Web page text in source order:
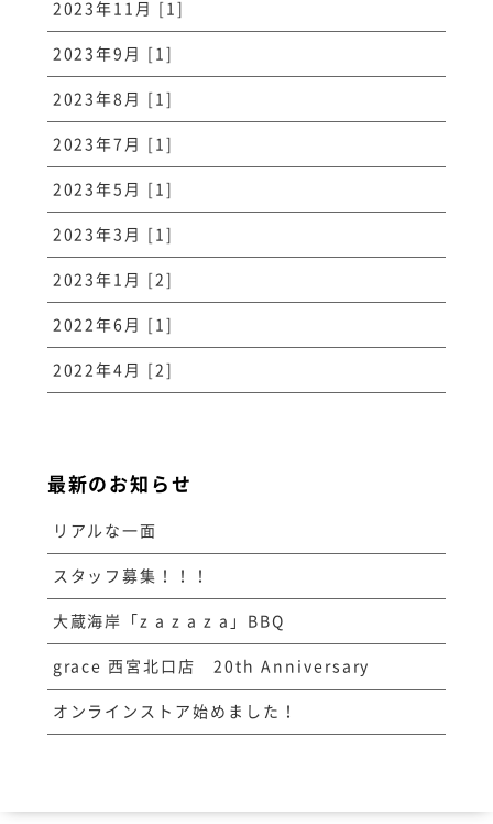
2023年11月 [1]
2023年9月 [1]
2023年8月 [1]
2023年7月 [1]
2023年5月 [1]
2023年3月 [1]
2023年1月 [2]
2022年6月 [1]
2022年4月 [2]
最新のお知らせ
リアルな一面
スタッフ募集！！！
大蔵海岸「z a z a z a」BBQ
grace 西宮北口店 20th Anniversary
オンラインストア始めました！